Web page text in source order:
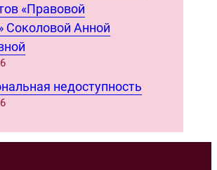
«Правовой
Соколовой Анной
недоступность